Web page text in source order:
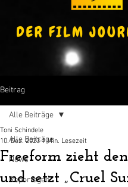
Beitrag
Alle Beiträge
News
Reportagen
Alle Beiträge
Freeform zieht
und setzt „Cruel
Toni Schindele
10. Dez. 2023 1 Min. Lesezeit